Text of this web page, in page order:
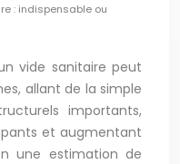
: indispensable ou
vide sanitaire peut
allant de la simple
importants,
et augmentant
une estimation de